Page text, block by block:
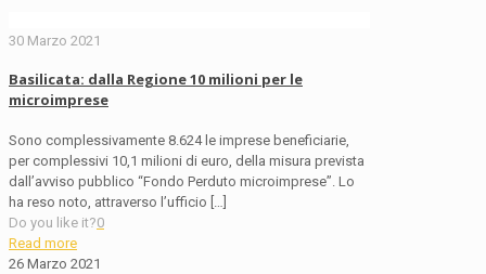
30 Marzo 2021
Basilicata: dalla Regione 10 milioni per le
microimprese
Sono complessivamente 8.624 le imprese beneficiarie,
per complessivi 10,1 milioni di euro, della misura prevista
dall’avviso pubblico “Fondo Perduto microimprese”. Lo
ha reso noto, attraverso l’ufficio
Do you like it?0
Read more
26 Marzo 2021